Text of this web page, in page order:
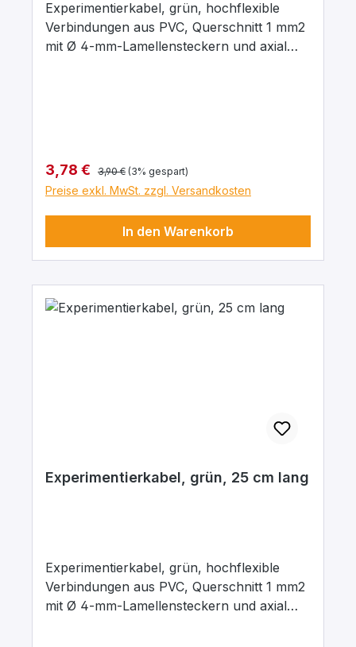
Experimentierkabel, grün, hochflexible
Verbindungen aus PVC, Querschnitt 1 mm2
mit Ø 4-mm-Lamellensteckern und axial
mΩ. Arbeitstemperatur -10 … + 70°C.
Verkaufspreis:
3,78 € Regulärer Preis:
3,90 € (3% gespart)
Preise exkl. MwSt. zzgl. Versandkosten
In den Warenkorb
Experimentierkabel, grün, 25 cm lang
Experimentierkabel, grün, hochflexible
Verbindungen aus PVC, Querschnitt 1 mm2
mit Ø 4-mm-Lamellensteckern und axial